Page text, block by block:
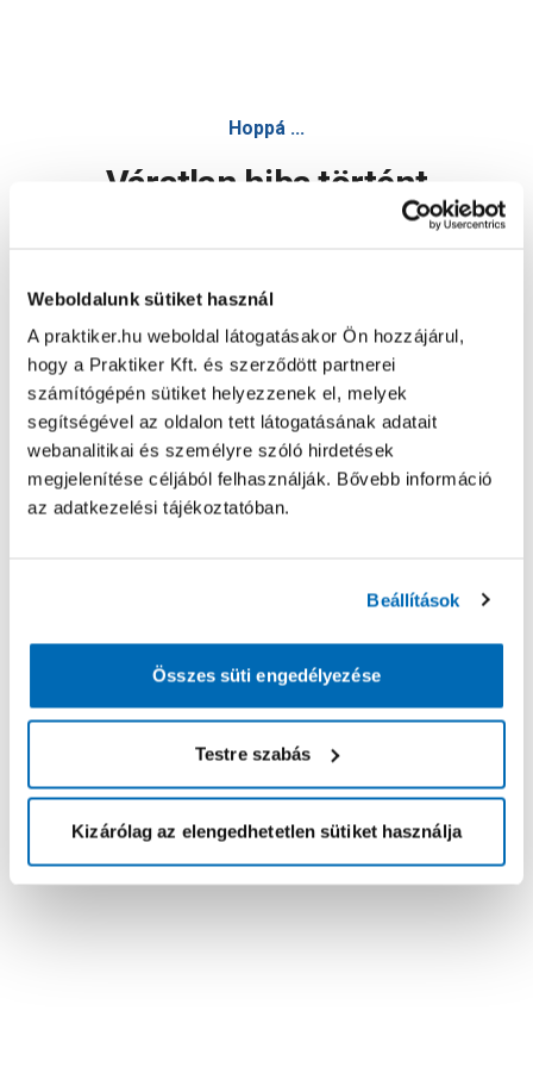
Weboldalunk sütiket használ
A praktiker.hu weboldal látogatásakor Ön hozzájárul,
hogy a Praktiker Kft. és szerződött partnerei
számítógépén sütiket helyezzenek el, melyek
segítségével az oldalon tett látogatásának adatait
webanalitikai és személyre szóló hirdetések
megjelenítése céljából felhasználják. Bővebb információ
az adatkezelési tájékoztatóban.
Beállítások
Összes süti engedélyezése
Testre szabás
Kizárólag az elengedhetetlen sütiket használja
Hoppá ...
Váratlan hiba történt
Oldal újratöltése